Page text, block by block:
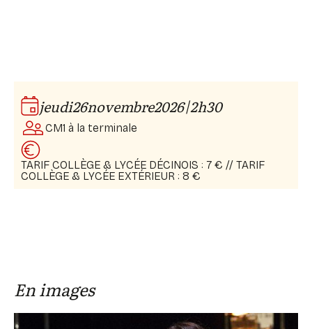
jeudi26novembre2026|2h30
CM1 à la terminale
TARIF COLLÈGE & LYCÉE DÉCINOIS : 7 € // TARIF
COLLÈGE & LYCÉE EXTÉRIEUR : 8 €
En images